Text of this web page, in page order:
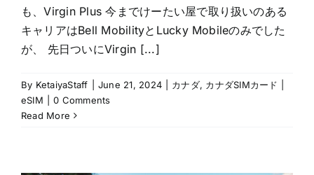
も、Virgin Plus 今までけーたい屋で取り扱いのある
キャリアはBell MobilityとLucky Mobileのみでした
が、 先日ついにVirgin [...]
By KetaiyaStaff June 21, 2024 カナダ, カナダSIMカード |
eSIM
0 Comments
Read More